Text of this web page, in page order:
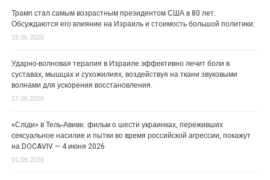
Трамп стал самым возрастным президентом США в 80 лет.
Обсуждаются его влияние на Израиль и стоимость большой политики.
15.06.2026
Ударно-волновая терапия в Израиле эффективно лечит боли в
суставах, мышцах и сухожилиях, воздействуя на ткани звуковыми
волнами для ускорения восстановления.
17.06.2026
«Сліди» в Тель-Авиве: фильм о шести украинках, переживших
сексуальное насилие и пытки во время российской агрессии, покажут
на DOCAVIV — 4 июня 2026
01.06.2026